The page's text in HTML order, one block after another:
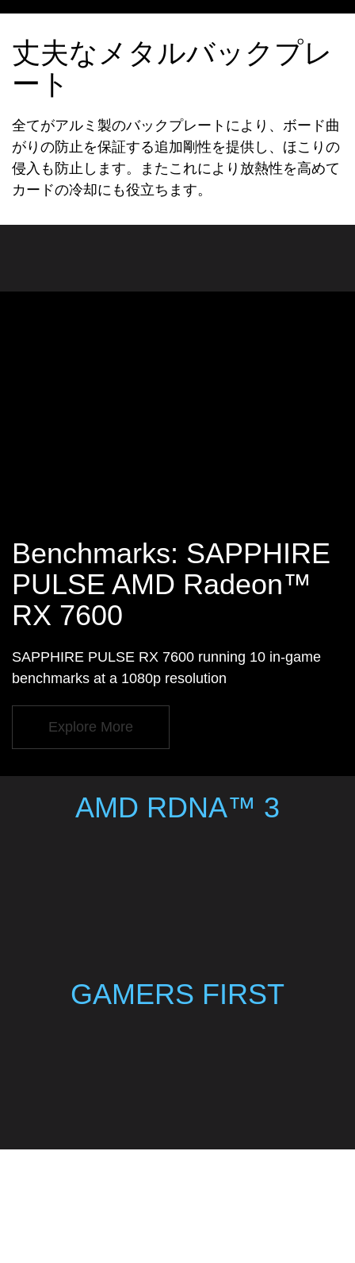
丈夫なメタルバックプレ
ート
全てがアルミ製のバックプレートにより、ボード曲
がりの防止を保証する追加剛性を提供し、ほこりの
侵入も防止します。またこれにより放熱性を高めて
カードの冷却にも役立ちます。
Benchmarks: SAPPHIRE
PULSE AMD Radeon™
RX 7600
SAPPHIRE PULSE RX 7600 running 10 in-game
benchmarks at a 1080p resolution
Explore More
AMD RDNA™ 3
GAMERS FIRST